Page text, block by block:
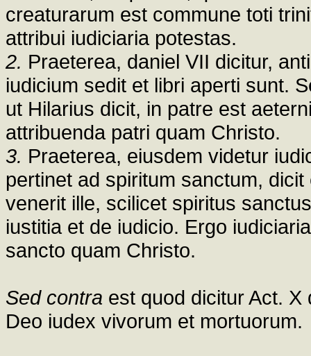
creaturarum est commune toti
attribui iudiciaria potestas.
2. Praeterea, daniel VII dicitur,
iudicium sedit et libri aperti sunt.
ut Hilarius dicit, in patre est
attribuenda patri quam Christo.
3. Praeterea, eiusdem videtur
pertinet ad spiritum sanctum,
venerit ille, scilicet spiritus
iustitia et de iudicio. Ergo
sancto quam Christo.
Sed contra est quod dicitur Act.
Deo iudex vivorum et mortuorum.